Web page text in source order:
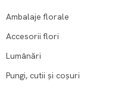
Ambalaje florale
Accesorii flori
Lumânări
Pungi, cutii și coșuri